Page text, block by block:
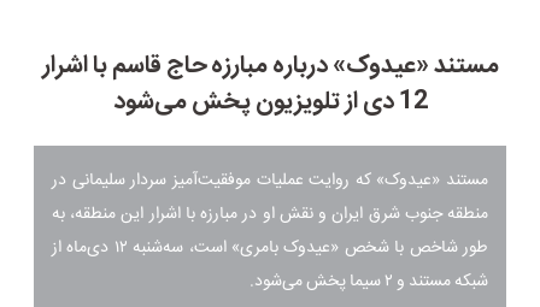
مستند «عیدوک» درباره مبارزه حاج قاسم با اشرار
12 دی از تلویزیون پخش می‌شود
مستند «عیدوک» که روایت عملیات موفقیت‌آمیز سردار سلیمانی در
منطقه جنوب شرق ایران و نقش او در مبارزه با اشرار این منطقه، به
طور شاخص با شخص «عیدوک بامری» است، سه‌شنبه ۱۲ دی‌ماه از
شبکه مستند و ۲ سیما پخش می‌شود.